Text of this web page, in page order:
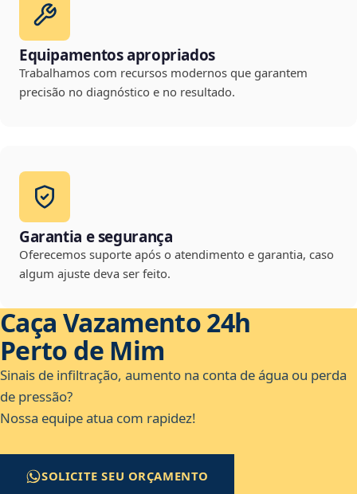
Equipamentos apropriados
Trabalhamos com recursos modernos que garantem
precisão no diagnóstico e no resultado.
Garantia e segurança
Oferecemos suporte após o atendimento e garantia, caso
algum ajuste deva ser feito.
Caça Vazamento 24h
Perto de Mim
Sinais de infiltração, aumento na conta de água ou perda
de pressão?
Nossa equipe atua com rapidez!
SOLICITE SEU ORÇAMENTO